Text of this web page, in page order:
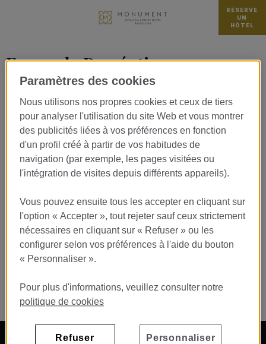
RÉSERVE
UN
HÔTEL
Escapada Romántica
Lorem ipsum dolor sit amet, consectetur adipisicing elit, sed do
eiusmod tempor incididunt ut labore et dolore magna aliqua. Ut
enim ad minim veniam, quis nostrud exercitation ullamco laboris
nisi ut aliquip ex ea commodo consequat. Duis aute irure dolor in
reprehenderit in voluptate velit esse cillum dolore eu fugiat nulla
pariatur. Excepteur sint occaecat cupidatat non proident, sunt in
culpa qui officia deserunt mollit anim id est labo
Consiste en una estancia romántica para dos personas en la que
RESERVAR
Paramètres des cookies
Nous utilisons nos propres cookies et ceux de tiers
pour analyser l'utilisation du site Web et vous montrer
des publicités liées à vos préférences en fonction
d'un profil créé à partir de vos habitudes de
navigation (par exemple, les pages visitées ou
l'intégration de visites depuis différents appareils).
Vous pouvez ensuite tous les accepter en cliquant sur
l'option « Accepter », tout rejeter sauf ceux strictement
nécessaires en cliquant sur « Refuser » ou les
configurer selon vos préférences à l'aide du bouton
« Personnaliser ».
Pour plus d'informations, veuillez consulter notre
politique de cookies
Refuser Personnaliser